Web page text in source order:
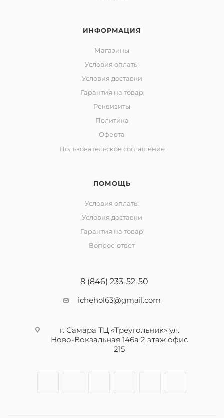
ИНФОРМАЦИЯ
Магазины
Условия оплаты
Условия доставки
Гарантия на товар
Реквизиты
Политика
Оферта
Пользовательское соглашение
ПОМОЩЬ
Условия оплаты
Условия доставки
Гарантия на товар
Вопрос-ответ
8 (846) 233-52-50
ichehol63@gmail.com
г. Самара ТЦ «Треугольник» ул.
Ново-Вокзальная 146а 2 этаж офис
215